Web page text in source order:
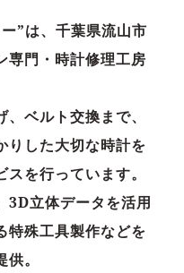
”は、千葉県流山市
専門・時計修理工房
ベルト交換まで、
りした大切な時計を
スを行っています。
3D立体データを活用
特殊工具製作などを
。